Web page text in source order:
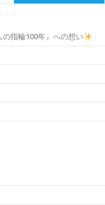
の指輪100年』への想い